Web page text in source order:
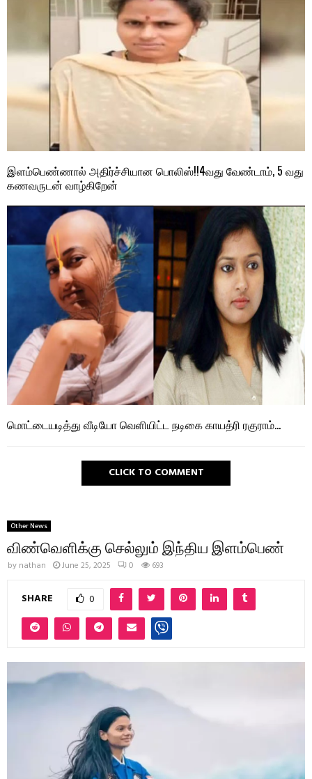
இளம்பெண்ணால் அதிர்ச்சியான பொலிஸ்!!4வது வேண்டாம், 5 வது
கணவருடன் வாழ்கிறேன்
மொட்டையடித்து வீடியோ வெளியிட்ட நடிகை காயத்ரி ரகுராம்…
CLICK TO COMMENT
Other News
விண்வெளிக்கு செல்லும் இந்திய இளம்பெண்
by nathan June 25, 2025 0 693
SHARE 0